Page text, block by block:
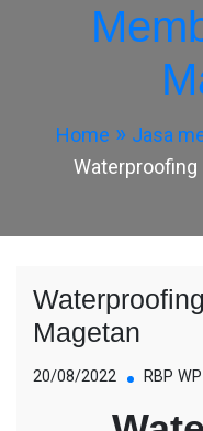
Home
Jasa
Waterproofing
Magetan
20/08/2022 RBP WP